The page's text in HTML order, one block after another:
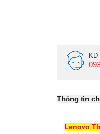
KD
Thông tin
Lenovo